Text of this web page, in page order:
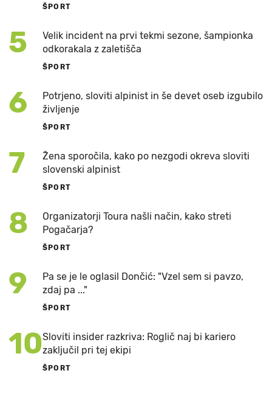
ŠPORT
5
Velik incident na prvi tekmi sezone, šampionka
odkorakala z zaletišča
ŠPORT
6
Potrjeno, sloviti alpinist in še devet oseb izgubilo
življenje
ŠPORT
7
Žena sporočila, kako po nezgodi okreva sloviti
slovenski alpinist
ŠPORT
8
Organizatorji Toura našli način, kako streti
Pogačarja?
ŠPORT
9
Pa se je le oglasil Dončić: "Vzel sem si pavzo,
zdaj pa ..."
ŠPORT
10Sloviti insider razkriva: Roglič naj bi kariero
zaključil pri tej ekipi
ŠPORT